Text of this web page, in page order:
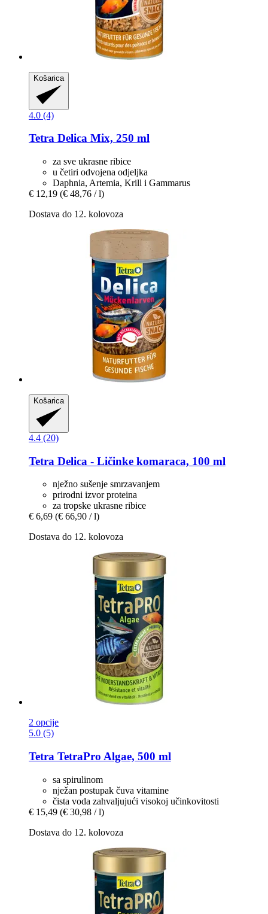
Košarica
4.0 (4)
Tetra Delica Mix, 250 ml
za sve ukrasne ribice
u četiri odvojena odjeljka
Daphnia, Artemia, Krill i Gammarus
€ 12,19 (€ 48,76 / l)
Dostava do 12. kolovoza
Košarica
4.4 (20)
Tetra Delica -​ Ličinke komaraca, 100 ml
nježno sušenje smrzavanjem
prirodni izvor proteina
za tropske ukrasne ribice
€ 6,69 (€ 66,90 / l)
Dostava do 12. kolovoza
2 opcije
5.0 (5)
Tetra TetraPro Algae, 500 ml
sa spirulinom
nježan postupak čuva vitamine
čista voda zahvaljujući visokoj učinkovitosti
€ 15,49 (€ 30,98 / l)
Dostava do 12. kolovoza